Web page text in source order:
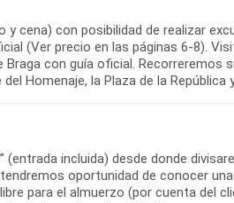
cena) con posibilidad de realizar
(Ver precio en las páginas 6-8).
con guía oficial. Recorreremos
Homenaje, la Plaza de la República
(entrada incluida) desde donde
oportunidad de conocer
para el almuerzo (por cuenta del